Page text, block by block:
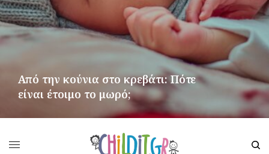
Από την κούνια στο κρεβάτι: Πότε
είναι έτοιμο το μωρό;